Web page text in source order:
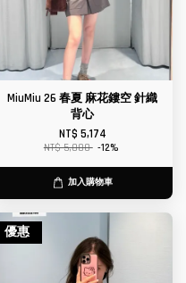
MiuMiu 26 春夏 麻花鏤空 針織
背心
NT$ 5,174
NT$ 5,880 -12%
加入購物車
優惠